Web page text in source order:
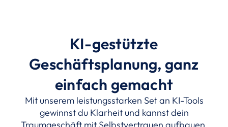
KI-gestützte
Geschäftsplanung, ganz
einfach gemacht
Mit unserem leistungsstarken Set an KI-Tools
gewinnst du Klarheit und kannst dein
Traumgeschäft mit Selbstvertrauen aufbauen.